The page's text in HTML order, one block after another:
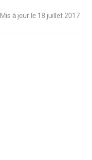
Mis à jour le 18 juillet 2017